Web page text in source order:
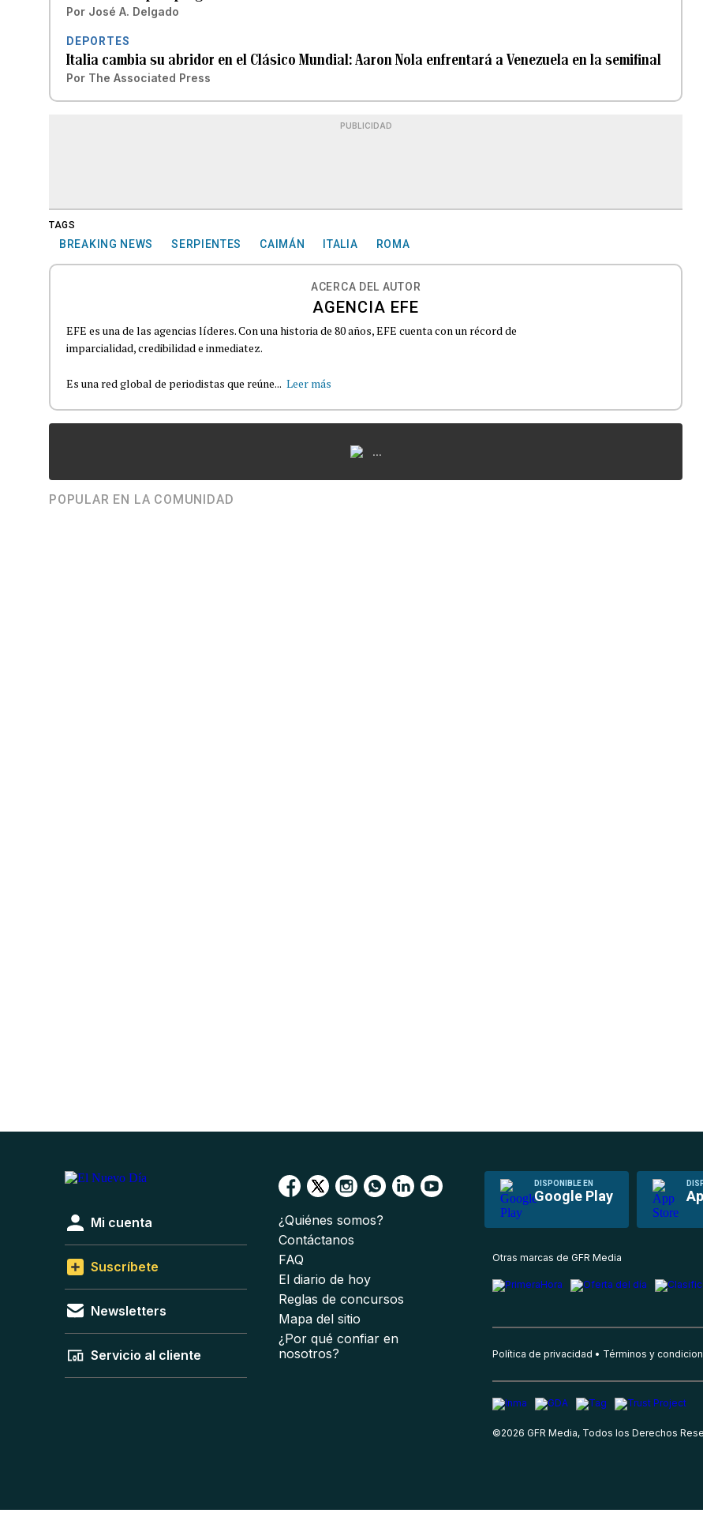
Por José A. Delgado
DEPORTES
Italia cambia su abridor en el Clásico Mundial: Aaron Nola enfrentará a Venezuela en la semifinal
Por The Associated Press
PUBLICIDAD
TAGS
BREAKING NEWS SERPIENTES CAIMÁN ITALIA ROMA
ACERCA DEL AUTOR
AGENCIA EFE
EFE es una de las agencias líderes. Con una historia de 80 años, EFE cuenta con un récord de
imparcialidad, credibilidad e inmediatez.
Es una red global de periodistas que reúne... Leer más
...
POPULAR EN LA COMUNIDAD
DISPONIBLE EN
Google Play
Mi cuenta
Suscríbete
Newsletters
Servicio al cliente
¿Quiénes somos?
Contáctanos
FAQ
El diario de hoy
Reglas de concursos
Mapa del sitio
¿Por qué confiar en
nosotros?
Otras marcas de GFR Media
Política de privacidad Términos y
©2026 GFR Media, Todos los Derechos